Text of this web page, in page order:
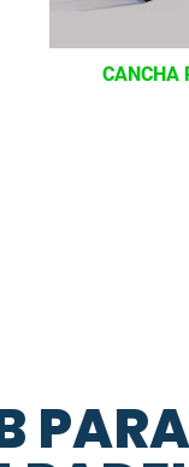
CANCHA